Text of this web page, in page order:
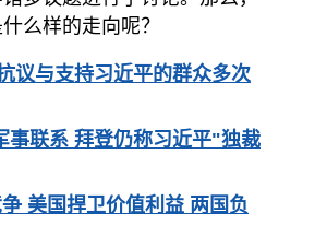
么样的走向呢？
议与支持习近平的群众多次
事联系 拜登仍称习近平"独裁
美国捍卫价值利益 两国负